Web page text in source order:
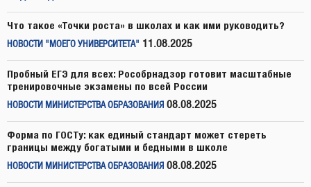
Что такое «Точки роста» в школах и как ими руководить?
НОВОСТИ "МОЕГО УНИВЕРСИТЕТА" 11.08.2025
Пробный ЕГЭ для всех: Рособрнадзор готовит масштабные
тренировочные экзамены по всей России
НОВОСТИ МИНИСТЕРСТВА ОБРАЗОВАНИЯ 08.08.2025
Форма по ГОСТу: как единый стандарт может стереть
границы между богатыми и бедными в школе
НОВОСТИ МИНИСТЕРСТВА ОБРАЗОВАНИЯ 08.08.2025